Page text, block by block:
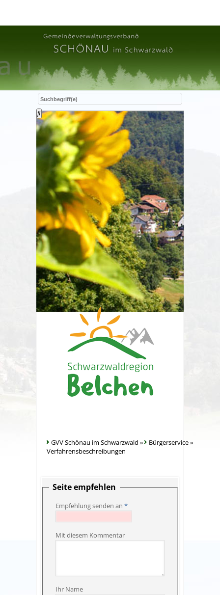
GVV Schönau im Schwarzwald » Bürgerservice»
Verfahrensbeschreibungen
Seite empfehlen
Empfehlung senden an *
Mit diesem Kommentar
Ihr Name